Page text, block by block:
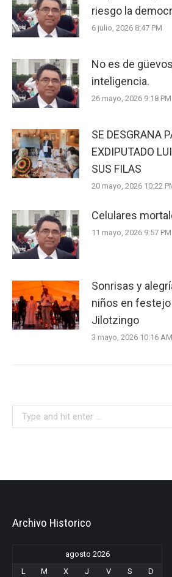
riesgo la
6 julio, 2026 8:47 PM
No es de
inteligencia.
26 mayo, 2026 9:18 PM
SE DESGRANA
EXDIPUTADO
SUS FILAS
20 mayo, 2026 10:22
Celulares
11 mayo, 2026 9:57 PM
Sonrisas y
niños en festejo
Jilotzingo
3 mayo, 2026 10:16 AM
Archivo Historico
agosto 2026
L
M X J V S
D